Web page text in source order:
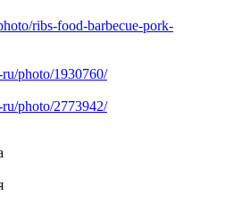
ribs-food-barbecue-pork-
photo/1930760/
photo/2773942/